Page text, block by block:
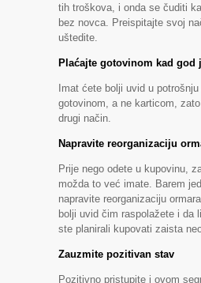
tih troškova, i onda se čuditi
bez novca. Preispitajte svoj
uštedite.
Plaćajte gotovinom kad god
Imat ćete bolji uvid u
gotovinom, a ne karticom,
drugi način.
Napravite reorganizaciju
Prije nego odete u kupovinu,
možda to već imate. Barem
napravite reorganizaciju
bolji uvid čim raspolažete i da
ste planirali kupovati zaista
Zauzmite pozitivan stav
Pozitivno pristupite i ovom